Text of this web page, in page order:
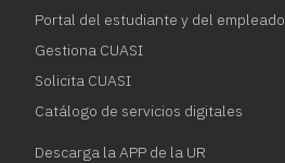
Portal del estudiante y del empleado
Gestiona CUASI
Solicita CUASI
Catálogo de servicios digitales
Descarga la APP de la UR